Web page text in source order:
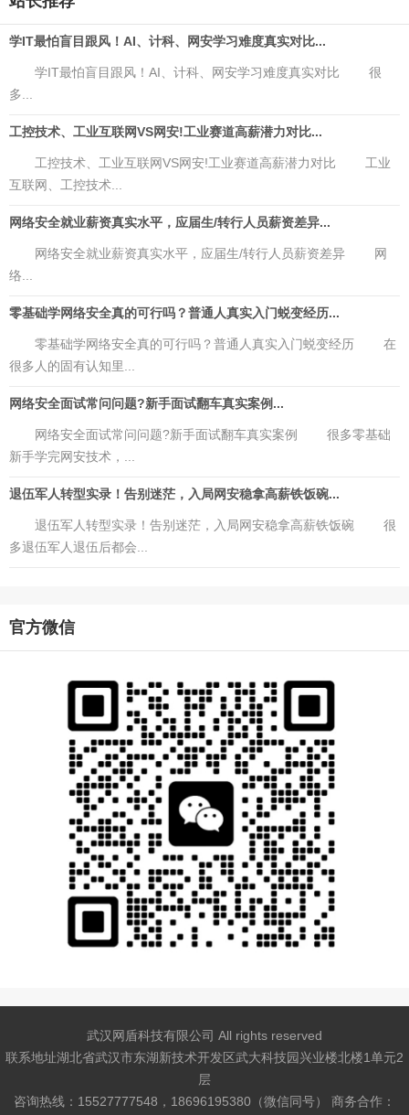
学IT最怕盲目跟风！AI、计科、网安学习难度真实对比...
学IT最怕盲目跟风！AI、计科、网安学习难度真实对比 很
多...
工控技术、工业互联网VS网安!工业赛道高薪潜力对比...
工控技术、工业互联网VS网安!工业赛道高薪潜力对比 工业
互联网、工控技术...
网络安全就业薪资真实水平，应届生/转行人员薪资差异...
网络安全就业薪资真实水平，应届生/转行人员薪资差异 网
络...
零基础学网络安全真的可行吗？普通人真实入门蜕变经历...
零基础学网络安全真的可行吗？普通人真实入门蜕变经历 在
很多人的固有认知里...
网络安全面试常问问题?新手面试翻车真实案例...
网络安全面试常问问题?新手面试翻车真实案例 很多零基础
新手学完网安技术，...
退伍军人转型实录！告别迷茫，入局网安稳拿高薪铁饭碗...
退伍军人转型实录！告别迷茫，入局网安稳拿高薪铁饭碗 很
多退伍军人退伍后都会...
官方微信
武汉网盾科技有限公司 All rights reserved
联系地址湖北省武汉市东湖新技术开发区武大科技园兴业楼北楼1单元2
层
咨询热线：15527777548，18696195380（微信同号） 商务合作：